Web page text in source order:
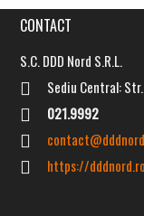
CONTACT
S.C. DDD Nord S.R.L.
Sediu Central:
021.9992
https://dddnord.ro